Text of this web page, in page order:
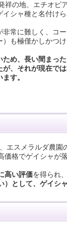
祥の地、エチオピ
イシャ種と名付け
非常に難しく、コ
）も極僅かしかつ
ため、長い間まっ
が、それが現在で
す。
エスメラルダ農園
価格でゲイシャが
高い評価を得られ
）として、ゲイシ